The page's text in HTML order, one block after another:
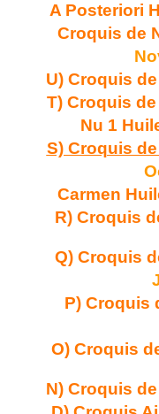
A Posteriori
Croquis de
U) Croquis
T) Croquis
Nu 1
S) Croquis
Carmen
R) Croquis
Q) Croquis
P) Croquis
O) Croquis
N) Croquis